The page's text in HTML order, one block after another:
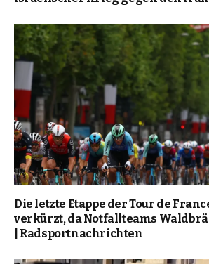
Die letzte Etappe der Tour de
verkürzt, da Notfallteams
| Radsportnachrichten